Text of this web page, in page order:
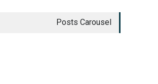
Posts Carousel